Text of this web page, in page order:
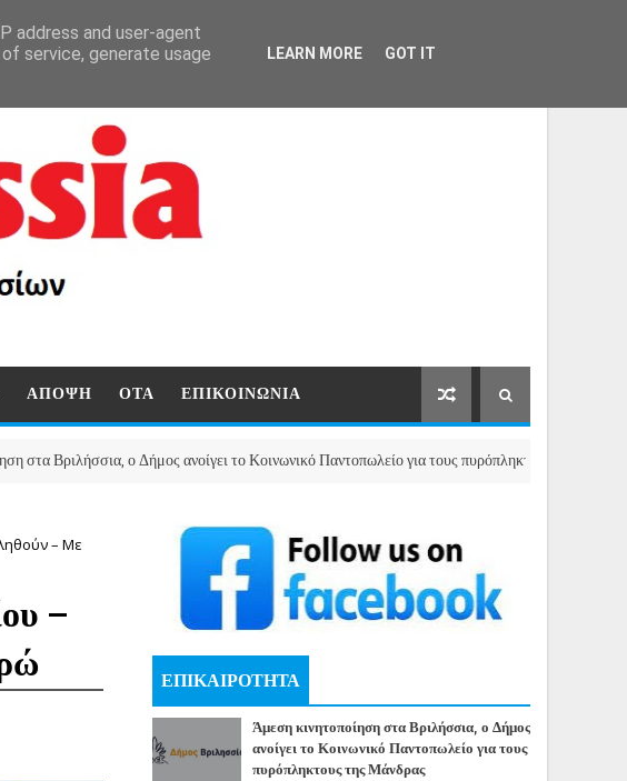
ΑΠΟΨΗ ΟΤΑ ΕΠΙΚΟΙΝΩΝΙΑ
ο Δήμος ανοίγει το Κοινωνικό Παντοπωλείο για τους πυρόπληκτους της Μάνδρας
– Με
–
ΕΠΙΚΑΙΡΟΤΗΤΑ
Άμεση κινητοποίηση στα Βριλήσσια, ο Δήμος
ανοίγει το Κοινωνικό Παντοπωλείο για τους
πυρόπληκτους της Μάνδρας
address and user-agent
service, generate usage
LEARN MORE GOT IT